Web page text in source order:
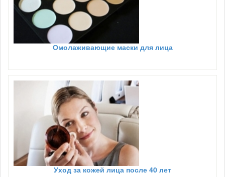
Омолаживающие маски для лица
Уход за кожей лица после 40 лет